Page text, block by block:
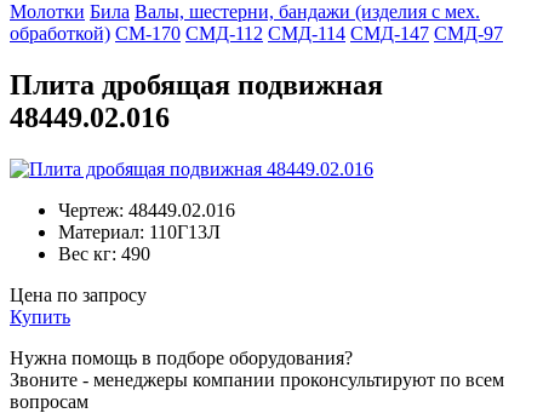
Молотки Била Валы, шестерни, бандажи (изделия с мех.
обработкой) СМ-170 СМД-112 СМД-114 СМД-147 СМД-97
Плита дробящая подвижная
48449.02.016
Чертеж: 48449.02.016
Материал: 110Г13Л
Вес кг: 490
Цена по запросу
Купить
Нужна помощь в подборе оборудования?
Звоните - менеджеры компании проконсультируют по всем
вопросам